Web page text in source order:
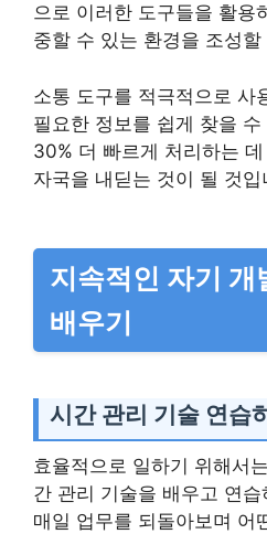
으로 이러한 도구들을 활용
중할 수 있는 환경을 조성
소통 도구를 적극적으로 사
필요한 정보를 쉽게 찾을
30% 더 빠르게 처리하는
자국을 내딛는 것이 될 것입
지속적인 자기 개
배우기
시간 관리 기술 연습
효율적으로 일하기 위해서
간 관리 기술을 배우고 연
매일 업무를 되돌아보며 어